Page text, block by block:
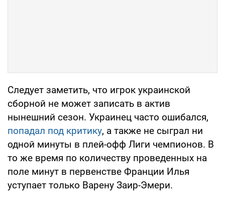
Следует заметить, что игрок украинской
сборной не может записать в актив
нынешний сезон. Украинец часто ошибался,
попадал под критику, а также не сыграл ни
одной минуты в плей-офф Лиги чемпионов. В
то же время по количеству проведенных на
поле минут в первенстве Франции Илья
уступает только Варену Заир-Эмери.